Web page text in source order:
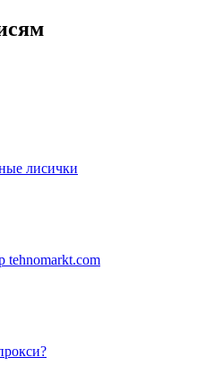
лисички
tehnomarkt.com